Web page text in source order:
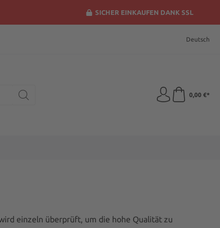
SICHER EINKAUFEN DANK SSL
Deutsch
0,00 €*
einzeln überprüft, um die hohe Qualität zu